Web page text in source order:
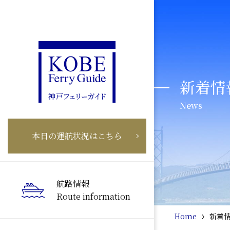
本日の運航状況はこちら
航路情報
Route information
新着
News
Home 新着